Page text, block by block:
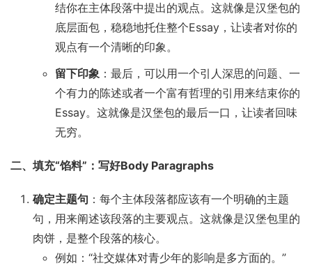
结你在主体段落中提出的观点。这就像是汉堡包的
底层面包，稳稳地托住整个Essay，让读者对你的
观点有一个清晰的印象。
留下印象 ：最后，可以用一个引人深思的问题、一
个有力的陈述或者一个富有哲理的引用来结束你的
Essay。这就像是汉堡包的最后一口，让读者回味
无穷。
二、填充“馅料”：写好Body Paragraphs
确定主题句 ：每个主体段落都应该有一个明确的主题
句，用来阐述该段落的主要观点。这就像是汉堡包里的
肉饼，是整个段落的核心。
例如：“社交媒体对青少年的影响是多方面的。”